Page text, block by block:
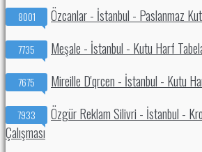
8001 Özcanlar - İstanbul - Paslanmaz
7735 Meşale - İstanbul - Kutu Harf
7675 Mireille D'qrcen - İstanbul - Kutu
7933
Özgür Reklam Silivri - İstanbul -
Çalışması